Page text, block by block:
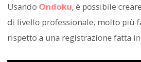
Usando Ondoku, è possibile
di livello professionale, molto più
rispetto a una registrazione fatta